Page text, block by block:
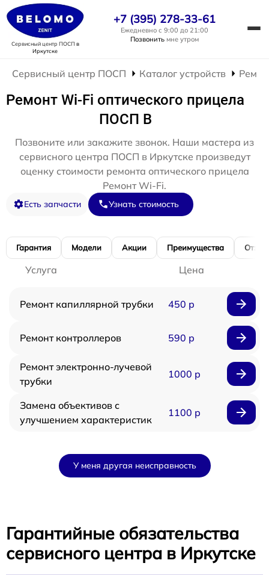
Сервисный центр ПОСПв
Иркутске
+7 (395) 278-33-61
Ежедневно с 9:00 до 21:00
Позвонить мне утром
Сервисный центр ПОСП Каталог устройств
Ремонт Wi-Fi оптического прицела
ПОСП B
Позвоните или закажите звонок. Наши мастера из
сервисного центра ПОСП в Иркутске произведут
оценку стоимости ремонта оптического прицела
Ремонт Wi-Fi.
Есть запчасти Узнать стоимость
Гарантия Модели Акции Преимущества
Услуга Цена
Ремонт капиллярной трубки 450 р
Ремонт контроллеров 590 р
Ремонт электронно-лучевой
трубки
1000 р
Замена объективов с
улучшением характеристик
1100 р
У меня другая неисправность
Гарантийные обязательства
сервисного центра в Иркутске